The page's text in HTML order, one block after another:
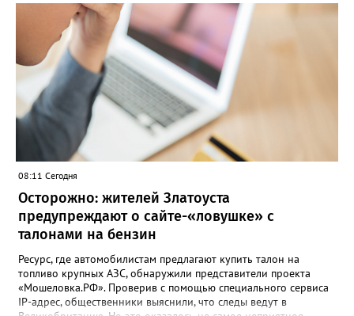
прослушивания участников, мастер-классы от ведущих
наставников, выступления победителей прошлых лет и
приглашённых артистов», - сообщает оргкомитет. Вход на все
фестивальные мероприятия будет свободным. В 2025 году в
фестивале участвовали 26 финалистов из городов
Челябинской, Свердловской, Курганской, Оренбургской
областей, Ханты-Мансийского автономного округа и
Республики Башкортостан. Приглашённой звездой стал
идейный вдохновитель, организатор фестиваля, эстрадный
певец, победитель главного патриотического конкурса страны
«Солдатский конверт», лауреат премии в области культуры и
искусства «Золотая лира», участник телевизионных проектов
на Первом канале, обладатель звания «Голос страны» Алексей
Ковин.
08:11 Сегодня
Осторожно: жителей Златоуста
предупреждают о сайте-«ловушке» с
талонами на бензин
Ресурс, где автомобилистам предлагают купить талон на
топливо крупных АЗС, обнаружили представители проекта
«Мошеловка.РФ». Проверив с помощью специального сервиса
IP-адрес, общественники выяснили, что следы ведут в